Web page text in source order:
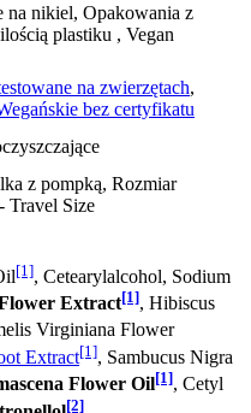
na nikiel, Opakowania z
plastiku , Vegan
na zwierzętach,
bez certyfikatu
z pompką, Rozmiar
Travel Size
[1], Cetearylalcohol, Sodium
Extract[1], Hibiscus
Virginiana Flower
Extract[1], Sambucus Nigra
Flower Oil[1], Cetyl
[2]